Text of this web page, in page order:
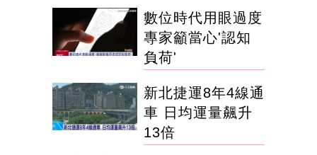
數位時代用眼過度
專家籲當心'認知
負荷'
新北捷運8年4線通
車 日均運量飆升
13倍